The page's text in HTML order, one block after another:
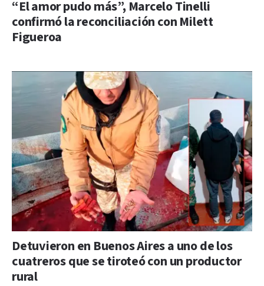
“El amor pudo más”, Marcelo Tinelli
confirmó la reconciliación con Milett
Figueroa
Detuvieron en Buenos Aires a uno de los
cuatreros que se tiroteó con un productor
rural